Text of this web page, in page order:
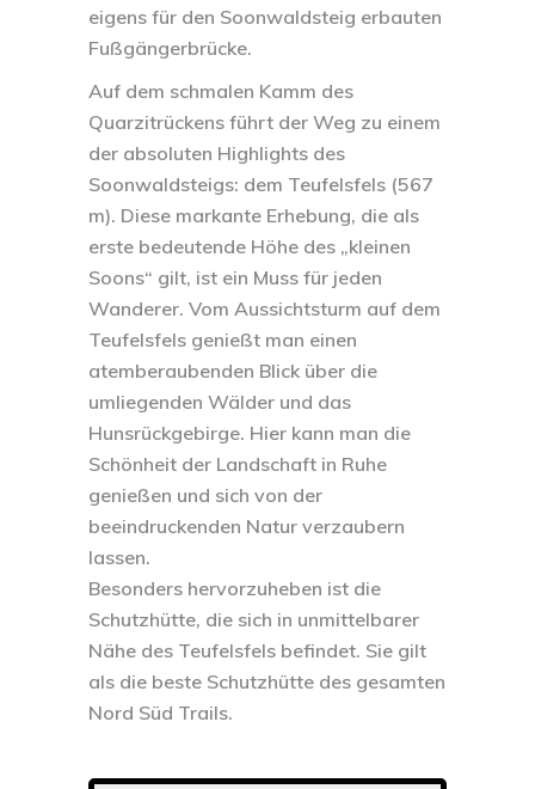
eigens für den Soonwaldsteig erbauten
Fußgängerbrücke.
Auf dem schmalen Kamm des
Quarzitrückens führt der Weg zu einem
der absoluten Highlights des
Soonwaldsteigs: dem Teufelsfels (567
m). Diese markante Erhebung, die als
erste bedeutende Höhe des „kleinen
Soons“ gilt, ist ein Muss für jeden
Wanderer. Vom Aussichtsturm auf dem
Teufelsfels genießt man einen
atemberaubenden Blick über die
umliegenden Wälder und das
Hunsrückgebirge. Hier kann man die
Schönheit der Landschaft in Ruhe
genießen und sich von der
beeindruckenden Natur verzaubern
lassen.
Besonders hervorzuheben ist die
Schutzhütte, die sich in unmittelbarer
Nähe des Teufelsfels befindet. Sie gilt
als die beste Schutzhütte des gesamten
Nord Süd Trails.